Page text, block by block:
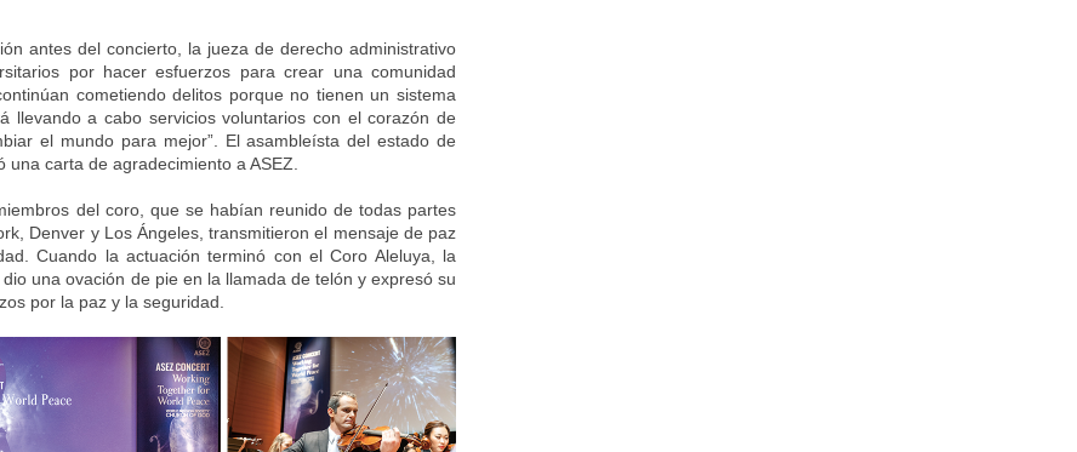
antes del concierto, la jueza de derecho administrativo
por hacer esfuerzos para crear una comunidad
cometiendo delitos porque no tienen un sistema
llevando a cabo servicios voluntarios con el corazón de
el mundo para mejor”. El asambleísta del estado de
carta de agradecimiento a ASEZ.
del coro, que se habían reunido de todas partes
Denver y Los Ángeles, transmitieron el mensaje de paz
Cuando la actuación terminó con el Coro Aleluya, la
una ovación de pie en la llamada de telón y expresó su
por la paz y la seguridad.